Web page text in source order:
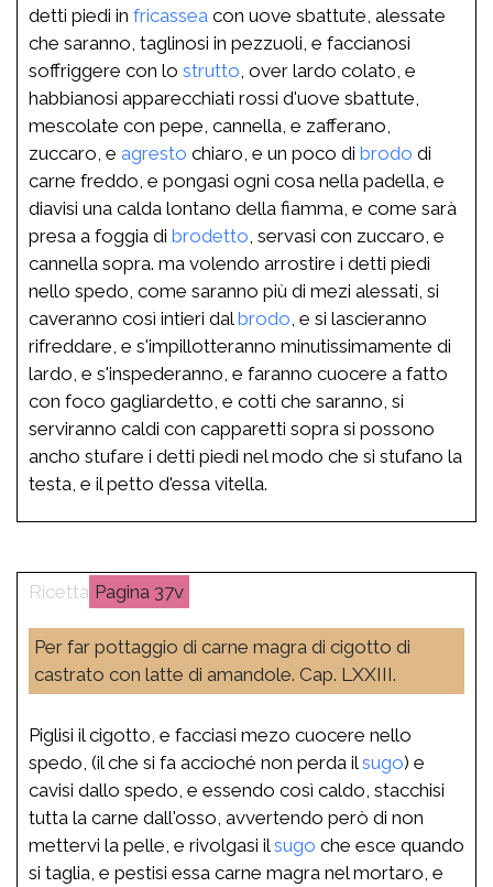
detti piedi in fricassea con uove sbattute, alessate
che saranno, taglinosi in pezzuoli, e faccianosi
soffriggere con lo strutto , over lardo colato, e
habbianosi apparecchiati rossi d'uove sbattute,
mescolate con pepe, cannella, e zafferano,
zuccaro, e agresto chiaro, e un poco di brodo di
carne freddo, e pongasi ogni cosa nella padella, e
diavisi una calda lontano della fiamma, e come sarà
presa a foggia di brodetto , servasi con zuccaro, e
cannella sopra. ma volendo arrostire i detti piedi
nello spedo, come saranno più di mezi alessati, si
caveranno così intieri dalbrodo , e si lascieranno
rifreddare, e s'impillotteranno minutissimamente di
lardo, e s'inspederanno, e faranno cuocere a fatto
con foco gagliardetto, e cotti che saranno, si
serviranno caldi con capparetti sopra si possono
ancho stufare i detti piedi nel modo che si stufano la
testa, e il petto d'essa vitella.
37v
Per far pottaggio di carne magra di cigotto di
castrato con latte di amandole. Cap. LXXIII.
Piglisi il cigotto, e facciasi mezo cuocere nello
spedo, (il che si fa accioché non perda ilsugo) e
cavisi dallo spedo, e essendo così caldo, stacchisi
tutta la carne dall'osso, avvertendo però di non
mettervi la pelle, e rivolgasi ilsugo che esce quando
si taglia, e pestisi essa carne magra nel mortaro, e